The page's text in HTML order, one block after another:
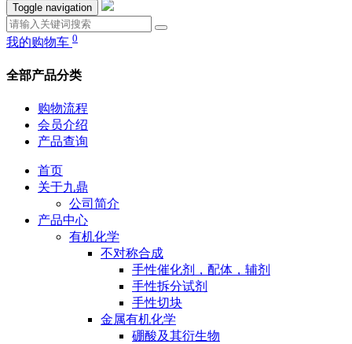
Toggle navigation
我的购物车 0
全部产品分类
购物流程
会员介绍
产品查询
首页
关于九鼎
公司简介
产品中心
有机化学
不对称合成
手性催化剂，配体，辅剂
手性拆分试剂
手性切块
金属有机化学
硼酸及其衍生物